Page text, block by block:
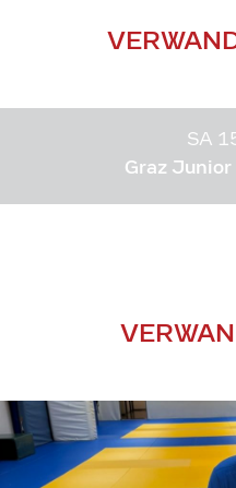
SA
Graz Junior